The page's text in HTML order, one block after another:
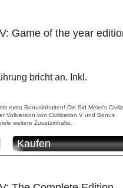
Game of the year
bricht an. Inkl.
extra Bonusinhalten! Die Sid Meier's
Vollversion von Civilization V und Bonus
weitere Zusatzinhalte.
Kaufen